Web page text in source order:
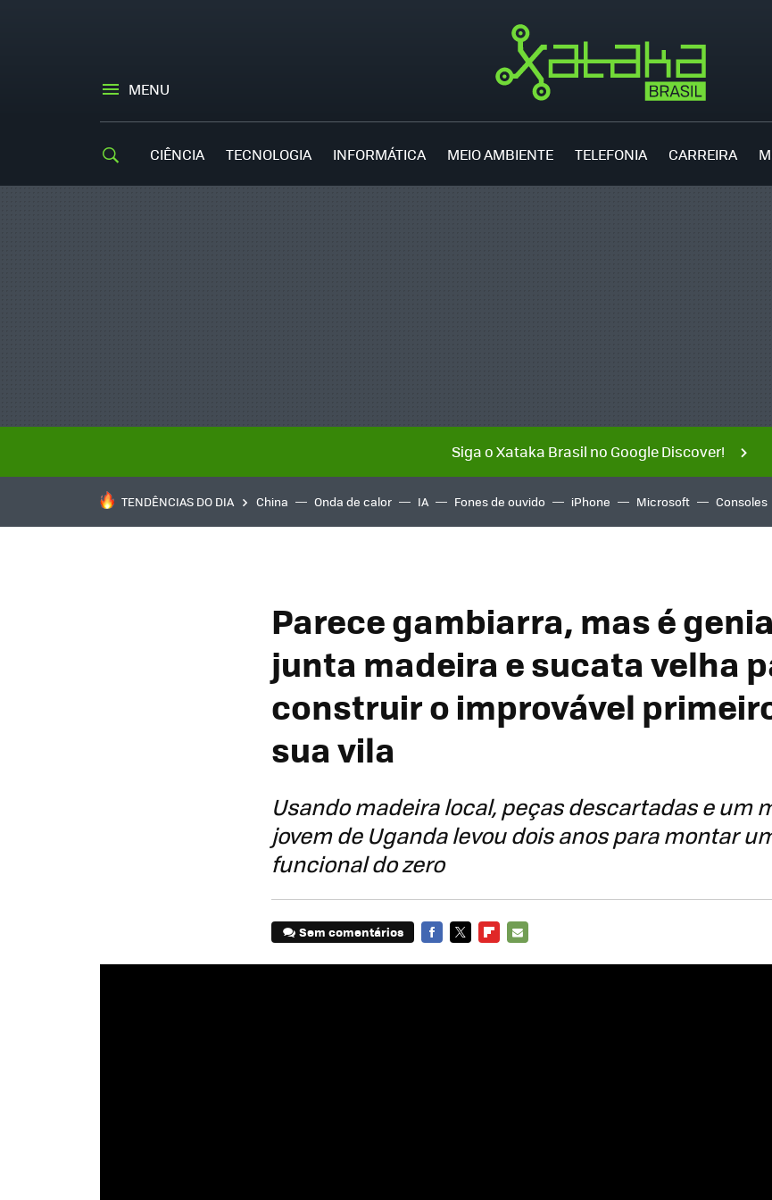
MENU
CIÊNCIA TECNOLOGIA INFORMÁTICA MEIO AMBIENTE TELEFONIA CARREIRA
Siga o Xataka Brasil no Google Discover!
TENDÊNCIAS DO DIA China Onda de calor IA Fones de ouvido iPhone Microsoft Consoles
Parece gambiarra, mas é
junta madeira e sucata velha
construir o improvável
sua vila
Usando madeira local, peças descartadas e um
jovem de Uganda levou dois anos para montar
funcional do zero
Sem comentários